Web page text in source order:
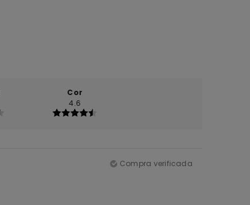
Cor
4.6
Compra verificada